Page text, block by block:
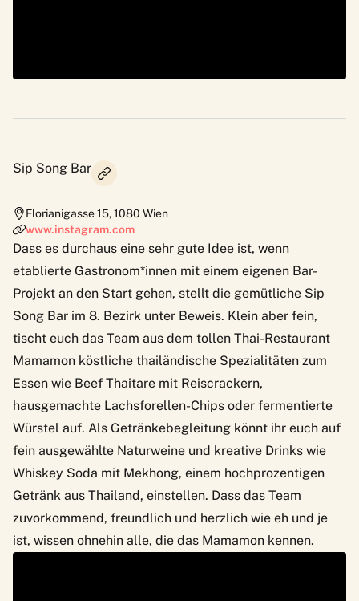
Sip Song Bar
Florianigasse 15,1080 Wien
www.instagram.com
Dass es durchaus eine sehr gute Idee ist, wenn
etablierte Gastronom*innen mit einem eigenen Bar-
Projekt an den Start gehen, stellt die gemütliche Sip
Song Bar im 8. Bezirk unter Beweis. Klein aber fein,
tischt euch das Team aus dem tollen Thai-Restaurant
Mamamon köstliche thailändische Spezialitäten zum
Essen wie Beef Thaitare mit Reiscrackern,
hausgemachte Lachsforellen-Chips oder fermentierte
Würstel auf. Als Getränkebegleitung könnt ihr euch auf
fein ausgewählte Naturweine und kreative Drinks wie
Whiskey Soda mit Mekhong, einem hochprozentigen
Getränk aus Thailand, einstellen. Dass das Team
zuvorkommend, freundlich und herzlich wie eh und je
ist, wissen ohnehin alle, die das Mamamon kennen.